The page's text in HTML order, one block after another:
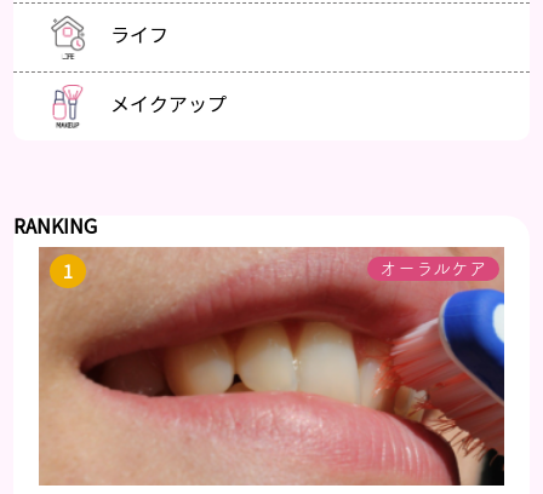
ライフ
メイクアップ
RANKING
オーラルケア